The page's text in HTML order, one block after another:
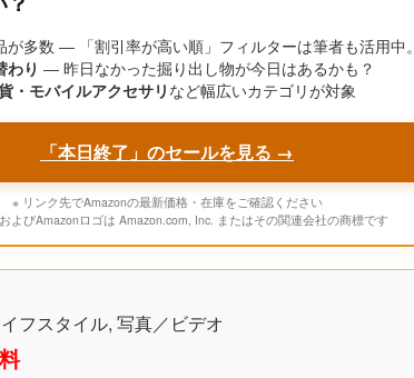
が多数 ― 「割引率が高い順」フィルターは筆者も活用中。
わり ― 昨日なかった掘り出し物が今日はあるかも？
・モバイルアクセサリ など幅広いカテゴリが対象
「本日終了」のセールを見る →
※ リンク先でAmazonの最新価格・在庫をご確認ください
よびAmazonロゴは Amazon.com, Inc. またはその関連会社の商標です
フスタイル, 写真／ビデオ